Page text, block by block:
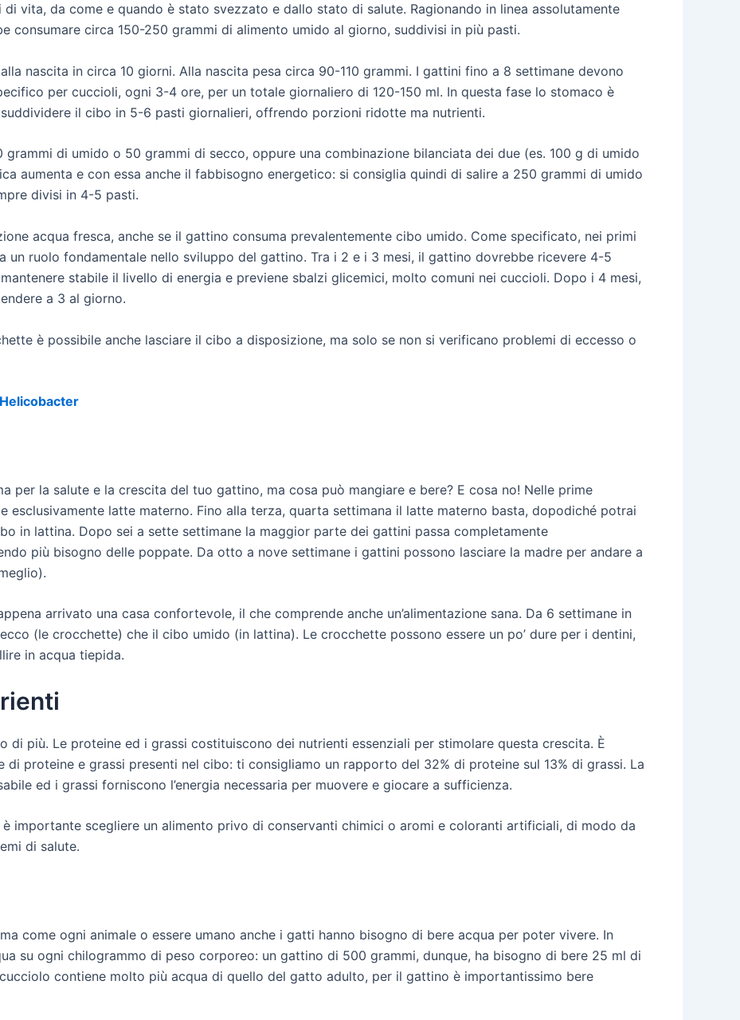
vita, da come e quando è stato svezzato e dallo stato di salute. Ragionando in linea assolutamente
consumare circa 150-250 grammi di alimento umido al giorno, suddivisi in più pasti.
nascita in circa 10 giorni. Alla nascita pesa circa 90-110 grammi. I gattini fino a 8 settimane devono
per cuccioli, ogni 3-4 ore, per un totale giornaliero di 120-150 ml. In questa fase lo stomaco è
il cibo in 5-6 pasti giornalieri, offrendo porzioni ridotte ma nutrienti.
di umido o 50 grammi di secco, oppure una combinazione bilanciata dei due (es. 100 g di umido
aumenta e con essa anche il fabbisogno energetico: si consiglia quindi di salire a 250 grammi di umido
divisi in 4-5 pasti.
acqua fresca, anche se il gattino consuma prevalentemente cibo umido. Come specificato, nei primi
un ruolo fondamentale nello sviluppo del gattino. Tra i 2 e i 3 mesi, il gattino dovrebbe ricevere 4-5
stabile il livello di energia e previene sbalzi glicemici, molto comuni nei cuccioli. Dopo i 4 mesi,
a 3 al giorno.
è possibile anche lasciare il cibo a disposizione, ma solo se non si verificano problemi di eccesso o
per la salute e la crescita del tuo gattino, ma cosa può mangiare e bere? E cosa no! Nelle prime
esclusivamente latte materno. Fino alla terza, quarta settimana il latte materno basta, dopodiché potrai
in lattina. Dopo sei a sette settimane la maggior parte dei gattini passa completamente
più bisogno delle poppate. Da otto a nove settimane i gattini possono lasciare la madre per andare a
arrivato una casa confortevole, il che comprende anche un’alimentazione sana. Da 6 settimane in
(le crocchette) che il cibo umido (in lattina). Le crocchette possono essere un po’ dure per i dentini,
in acqua tiepida.
di più. Le proteine ed i grassi costituiscono dei nutrienti essenziali per stimolare questa crescita. È
proteine e grassi presenti nel cibo: ti consigliamo un rapporto del 32% di proteine sul 13% di grassi. La
ed i grassi forniscono l’energia necessaria per muovere e giocare a sufficienza.
importante scegliere un alimento privo di conservanti chimici o aromi e coloranti artificiali, di modo da
di salute.
come ogni animale o essere umano anche i gatti hanno bisogno di bere acqua per poter vivere. In
su ogni chilogrammo di peso corporeo: un gattino di 500 grammi, dunque, ha bisogno di bere 25 ml di
contiene molto più acqua di quello del gatto adulto, per il gattino è importantissimo bere